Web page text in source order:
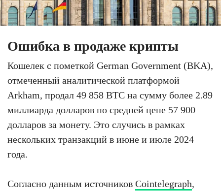
Ошибка в продаже крипты
Кошелек с пометкой German Government (BKA),
отмеченный аналитической платформой
Arkham, продал 49 858 BTC на сумму более 2.89
миллиарда долларов по средней цене 57 900
долларов за монету. Это случись в рамках
нескольких транзакций в июне и июле 2024
года.
Согласно данным источников Cointelegraph,